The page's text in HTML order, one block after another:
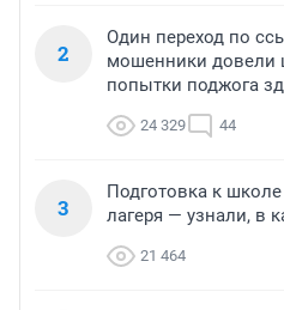
2
Один переход по
мошенники довели
попытки поджога
24 329 44
3
Подготовка к
лагеря — узнали, в
21 464